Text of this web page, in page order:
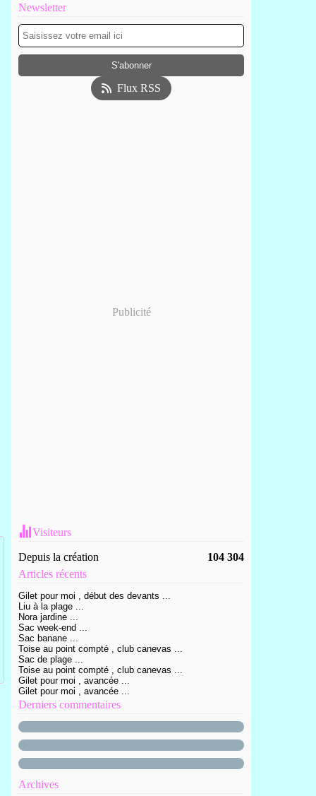
Newsletter
Flux RSS
Publicité
Visiteurs
Depuis la création
104 304
Articles récents
Gilet pour moi , début des devants ...
Liu à la plage ...
Nora jardine ...
Sac week-end ...
Sac banane ...
Toise au point compté , club canevas ...
Sac de plage ...
Toise au point compté , club canevas ...
Gilet pour moi , avancée ...
Gilet pour moi , avancée ...
Derniers commentaires
Archives